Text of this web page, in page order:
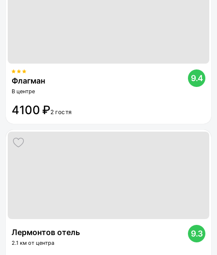
Флагман
В центре
9.4
4100 ₽2 гостя
Лермонтов отель
2.1 км от центра
9.3